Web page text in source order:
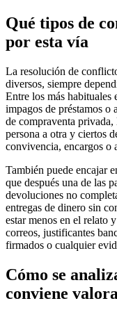
Qué tipos de
por esta vía
La resolución de
diversos, siempre
Entre los más habituales
impagos de préstamos o
de compraventa privada,
persona a otra y ciertos
convivencia, encargos o
También puede encajar
que después una de las
devoluciones no
entregas de dinero sin
estar menos en el relato
correos, justificantes
firmados o cualquier
Cómo se
conviene